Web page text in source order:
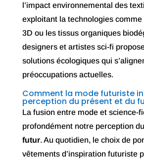
l’impact environnemental des
exploitant la technologies comme
3D ou les tissus organiques
designers et artistes sci-fi
solutions écologiques qui
préoccupations actuelles.
Comment la mode futuriste
perception du présent et du
La fusion entre mode et science-
profondément notre perception du
futur. Au quotidien, le choix de
vêtements d’inspiration futuriste